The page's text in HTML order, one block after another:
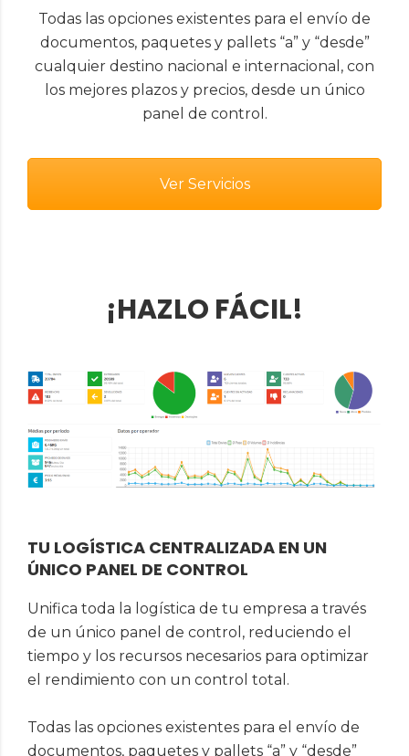
Todas las opciones existentes para el envío de
documentos, paquetes y pallets “a” y “desde”
cualquier destino nacional e internacional, con
los mejores plazos y precios, desde un único
panel de control.
Ver Servicios
¡HAZLO FÁCIL!
TU LOGÍSTICA CENTRALIZADA EN UN
ÚNICO PANEL DE CONTROL
Unifica toda la logística de tu empresa a través
de un único panel de control, reduciendo el
tiempo y los recursos necesarios para optimizar
el rendimiento con un control total.
Todas las opciones existentes para el envío de
documentos, paquetes y pallets “a” y “desde”